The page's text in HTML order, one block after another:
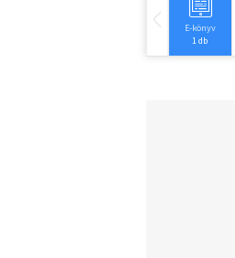
E-könyv
1 db